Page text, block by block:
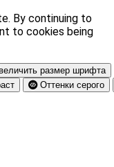
размер шрифта
Оттенки серого
By continuing to
to cookies being